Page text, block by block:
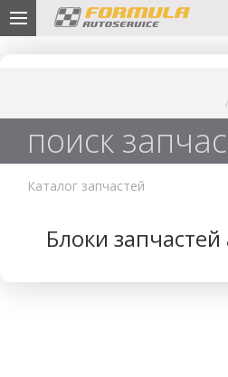
поиск
Каталог запчастей
Блоки